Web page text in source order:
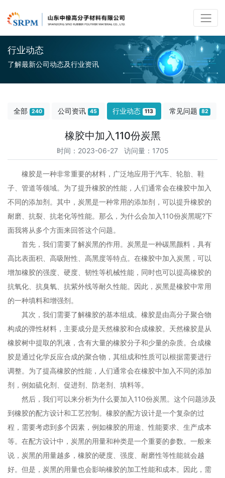
行业动态
了解最新公司动态及行业资讯
全部 240 公司资讯 45 行业动态 113 常见问题 82
橡胶中加入110份炭黑
时间：2023-06-27 访问量：1705
橡胶是一种非常重要的材料，广泛地应用于汽车、轮胎、鞋
子、管道等领域。为了提升橡胶的性能，人们通常会在橡胶中加入
不同的添加剂。其中，炭黑是一种常用的添加剂，可以提升橡胶的
耐磨、抗裂、抗老化等性能。那么，为什么会加入110份炭黑呢?下
面我将从多个方面来回答这个问题。
首先，我们需要了解炭黑的作用。炭黑是一种碳黑颜料，具有
高比表面积、高吸附性、高黑度等特点。在橡胶中加入炭黑，可以
增加橡胶的强度、硬度、韧性等机械性能，同时也可以提高橡胶的
抗氧化、抗臭氧、抗紫外线等耐久性能。因此，炭黑是橡胶中常用
的一种填料和增强剂。
其次，我们需要了解橡胶的基本组成。橡胶是由高分子聚合物
构成的弹性材料，主要成分是天然橡胶和合成橡胶。天然橡胶是从
橡胶树中提取的乳液，含有大量的橡胶分子和少量的杂质。合成橡
胶是通过化学反应合成的聚合物，其组成和性质可以根据需要进行
调整。为了提高橡胶的性能，人们通常会在橡胶中加入不同的添加
剂，例如硫化剂、促进剂、防老剂、填料等。
然后，我们可以来分析为什么要加入110份炭黑。这个问题涉及
到橡胶的配方设计和工艺控制。橡胶的配方设计是一个复杂的过
程，需要考虑到多个因素，例如橡胶的用途、性能要求、生产成本
等。在配方设计中，炭黑的用量和种类是一个重要的参数。一般来
说，炭黑的用量越多，橡胶的硬度、强度、耐磨性等性能就会越
好。但是，炭黑的用量也会影响橡胶的加工性能和成本。因此，需